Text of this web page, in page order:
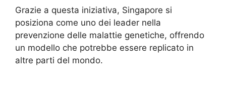
Grazie a questa iniziativa, Singapore si
posiziona come uno dei leader nella
prevenzione delle malattie genetiche, offrendo
un modello che potrebbe essere replicato in
altre parti del mondo.